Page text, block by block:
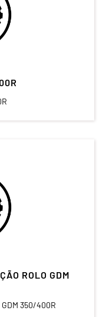
ROLO GDM
350/400R